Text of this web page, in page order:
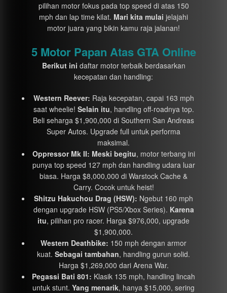
pilihan motor fokus pada top speed di atas 150
mph dan lap time kilat. Mari kita mulai jelajahi
motor juara yang bikin kamu raja jalanan!
5 Motor Papan Atas GTA Online
Berikut ini daftar motor terbaik berdasarkan
kecepatan dan handling:
Western Reever: Raja kecepatan, capai 163 mph
saat wheelie! Selain itu, handling off-roadnya top.
Beli seharga $1,900,000 di Southern San Andreas
Super Autos. Upgrade full untuk performa
maksimal.
Oppressor Mk II: Meski begitu, motor terbang ini
punya top speed 127 mph dan handling udara luar
biasa. Harga $8,000,000 di Warstock Cache &
Carry. Cocok untuk heist!
Shitzu Hakuchou Drag (HSW): Ngebut 160 mph
dengan upgrade HSW (PS5/Xbox Series). Karena
itu, pilihan pro racer. Harga $976,000, upgrade
$1,900,000.
Western Deathbike: 150 mph dengan armor
kuat. Sebagai tambahan, handling gurun solid.
Harga $1,269,000 dari Arena War.
Pegassi Bati 801: Klasik 135 mph, handling lincah
untuk stunt. Yang menarik, hanya $15,000, sering